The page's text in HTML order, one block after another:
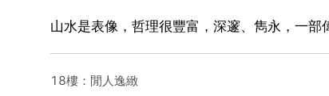
山水是表像，哲理很豐富，深邃、雋永，一部
18樓：閒人逸緻